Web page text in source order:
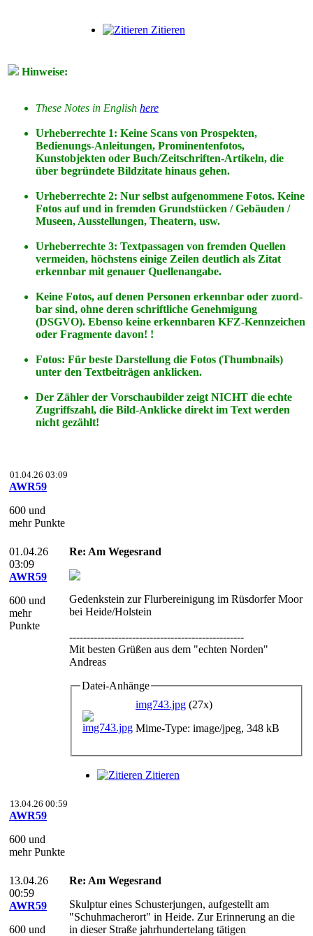
Zitieren
Hinweise:
These Notes in English here
Urheberrechte 1: Keine Scans von Prospekten,
Bedienungs-Anleitungen, Prominentenfotos,
Kunstobjekten oder Buch/Zeitschriften-Artikeln, die
über begründete Bildzitate hinaus gehen.
Urheberrechte 2: Nur selbst aufgenommene Fotos. Keine
Fotos aufund in fremden Grundstücken / Gebäuden /
Museen, Ausstellungen, Theatern, usw.
Urheberrechte 3: Textpassagen von fremden Quellen
vermeiden, höchstens einige Zeilen deutlich als Zitat
erkennbar mit genauer Quellenangabe.
Keine Fotos, auf denen Personen erkennbar oder zuord-
bar sind, ohne deren schriftliche Genehmigung
(DSGVO). Ebenso keine erkennbaren KFZ-Kennzeichen
oder Fragmente davon! !
Fotos: Für beste Darstellung die Fotos (Thumbnails)
unter den Textbeiträgen anklicken.
Der Zähler der Vorschaubilder zeigt NICHT die echte
Zugriffszahl, die Bild-Anklicke direkt im Text werden
nicht gezählt!
01.04.26 03:09
AWR59
600 und
mehr Punkte
01.04.26
03:09
AWR59
600 und
mehr
Punkte
Re: Am Wegesrand
Gedenkstein zur Flurbereinigung im Rüsdorfer Moor
bei Heide/Holstein
--------------------------------------------------
Mit besten Grüßen aus dem "echten Norden"
Andreas
Datei-Anhänge
img743.jpg (27x)
Mime-Type: image/jpeg, 348 kB
Zitieren
13.04.26 00:59
AWR59
600 und
mehr Punkte
13.04.26
00:59
AWR59
600 und
Re: Am Wegesrand
Skulptur eines Schusterjungen, aufgestellt am
"Schuhmacherort" in Heide. Zur Erinnerung an die
in dieser Straße jahrhundertelang tätigen